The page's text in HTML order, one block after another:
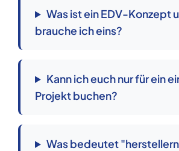
Was ist ein EDV-Konzept
brauche ich eins?
Kann ich euch nur für ein
Projekt buchen?
Was bedeutet